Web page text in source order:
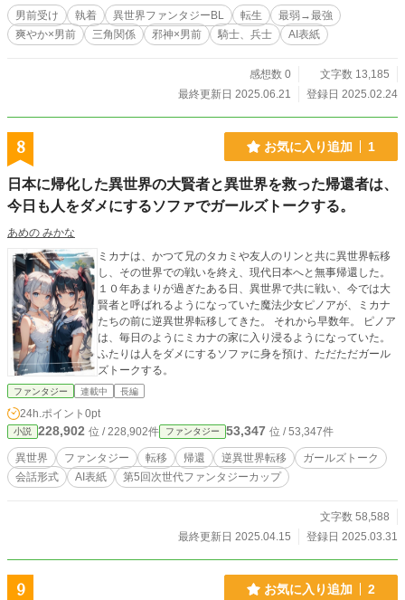
は子持ちの母だった……？なん？） と、いう感じの楽しい夢
を見たので皆様にもおすそ分け。書けるとこまで頑張ってみ
ます。
男前受け 執着 異世界ファンタジーBL 転生
最弱→最強
爽やか×男前
三角関係 邪神×男前 騎士、兵士 AI表紙
感想数 0
文字数 13,185
最終更新日 2025.06.21
登録日 2025.02.24
8 お気に入り追加 1
日本に帰化した異世界の大賢者と異世界を救った帰還者は、
今日も人をダメにするソファでガールズトークする。
あめの みかな
ミカナは、かつて兄のタカミや友人のリンと共に異世界転移
し、その世界での戦いを終え、現代日本へと無事帰還した。
１０年あまりが過ぎたある日、異世界で共に戦い、今では大
賢者と呼ばれるようになっていた魔法少女ピノアが、ミカナ
たちの前に逆異世界転移してきた。 それから早数年。 ピノア
は、毎日のようにミカナの家に入り浸るようになっていた。
ふたりは人をダメにするソファに身を預け、ただただガール
ズトークする。
ファンタジー 連載中 長編
24h.ポイント 0pt
小説 228,902 位 / 228,902件 ファンタジー 53,347 位 / 53,347件
異世界 ファンタジー 転移 帰還 逆異世界転移
ガールズトーク
会話形式
AI表紙 第5回次世代ファンタジーカップ
文字数 58,588
最終更新日 2025.04.15
登録日 2025.03.31
9 お気に入り追加 2